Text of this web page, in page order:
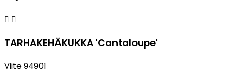
 
TARHAKEHÄKUKKA 'Cantaloupe'
Viite94901